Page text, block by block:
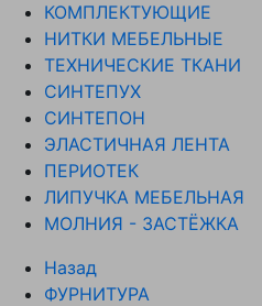
КОМПЛЕКТУЮЩИЕ
НИТКИ МЕБЕЛЬНЫЕ
ТЕХНИЧЕСКИЕ ТКАНИ
СИНТЕПУХ
СИНТЕПОН
ЭЛАСТИЧНАЯ ЛЕНТА
ПЕРИОТЕК
ЛИПУЧКА МЕБЕЛЬНАЯ
МОЛНИЯ - ЗАСТЁЖКА
Назад
ФУРНИТУРА